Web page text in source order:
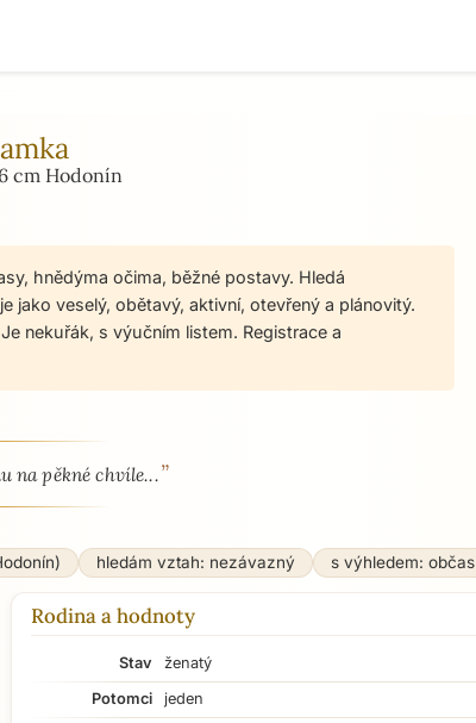
cm Hodonín
hnědýma očima, běžné postavy. Hledá
jako veselý, obětavý, aktivní, otevřený a plánovitý.
nekuřák, s výučním listem. Registrace a
na pěkné chvíle...”
hledám vztah: nezávazný s výhledem: občas
Rodina a hodnoty
Stav
ženatý
Potomci
jeden